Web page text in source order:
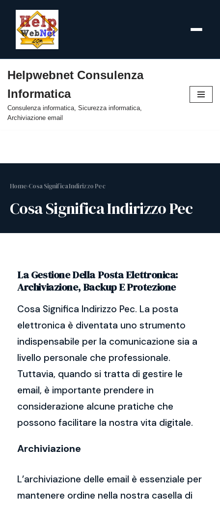
al
contenuto
Helpwebnet Consulenza
Informatica
Consulenza informatica, Sicurezza informatica,
Archiviazione email
Home›Cosa Significa Indirizzo Pec
Cosa Significa Indirizzo Pec
La Gestione Della Posta Elettronica:
Archiviazione, Backup E Protezione
Cosa Significa Indirizzo Pec. La posta
elettronica è diventata uno strumento
indispensabile per la comunicazione sia a
livello personale che professionale.
Tuttavia, quando si tratta di gestire le
email, è importante prendere in
considerazione alcune pratiche che
possono facilitare la nostra vita digitale.
Archiviazione
L’archiviazione delle email è essenziale per
mantenere ordine nella nostra casella di